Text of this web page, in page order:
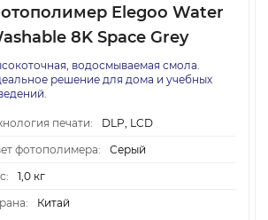
Elegoo Water
8K Space Grey
водосмываемая смола.
решение для дома и учебных
печати:
DLP, LCD
фотополимера:
Серый
1,0 кг
Китай